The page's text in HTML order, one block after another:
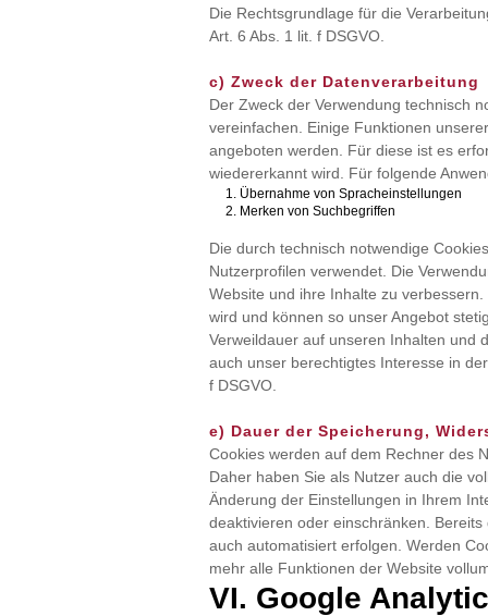
Die Rechtsgrundlage für die
Art. 6 Abs. 1 lit. f DSGVO.
c) Zweck der Datenverarbeitung
Der Zweck der Verwendung technisch
vereinfachen. Einige Funktionen
angeboten werden. Für diese ist es
wiedererkannt wird. Für folgende
Übernahme von Spracheinstellungen
Merken von Suchbegriffen
Die durch technisch notwendige
Nutzerprofilen verwendet. Die
Website und ihre Inhalte zu
wird und können so unser Angebot
Verweildauer auf unseren Inhalten und
auch unser berechtigtes Interesse in
f DSGVO.
e) Dauer der Speicherung,
Cookies werden auf dem Rechner des
Daher haben Sie als Nutzer auch die
Änderung der Einstellungen in Ihrem
deaktivieren oder einschränken.
auch automatisiert erfolgen. Werden
mehr alle Funktionen der Website
VI. Google